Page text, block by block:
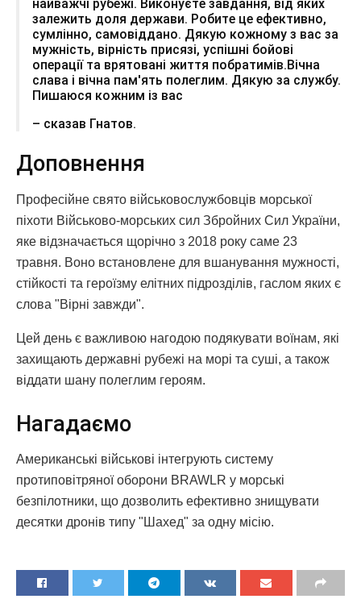
найважчі рубежі. Виконуєте завдання, від яких
залежить доля держави. Робите це ефективно,
сумлінно, самовіддано. Дякую кожному з вас за
мужність, вірність присязі, успішні бойові
операції та врятовані життя побратимів.Вічна
слава і вічна пам'ять полеглим. Дякую за службу.
Пишаюся кожним із вас
– сказав Гнатов.
Доповнення
Професійне свято військовослужбовців морської
піхоти Військово-морських сил Збройних Сил України,
яке відзначається щорічно з 2018 року саме 23
травня. Воно встановлене для вшанування мужності,
стійкості та героїзму елітних підрозділів, гаслом яких є
слова "Вірні завжди".
Цей день є важливою нагодою подякувати воїнам, які
захищають державні рубежі на морі та суші, а також
віддати шану полеглим героям.
Нагадаємо
Американські військові інтегрують систему
протиповітряної оборони BRAWLR у морські
безпілотники, що дозволить ефективно знищувати
десятки дронів типу "Шахед" за одну місію.